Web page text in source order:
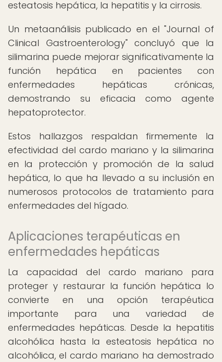
esteatosis hepática, la hepatitis y la cirrosis.
Un metaanálisis publicado en el "Journal of
Clinical Gastroenterology" concluyó que la
silimarina puede mejorar significativamente la
función hepática en pacientes con
enfermedades hepáticas crónicas,
demostrando su eficacia como agente
hepatoprotector.
Estos hallazgos respaldan firmemente la
efectividad del cardo mariano y la silimarina
en la protección y promoción de la salud
hepática, lo que ha llevado a su inclusión en
numerosos protocolos de tratamiento para
enfermedades del hígado.
Aplicaciones terapéuticas en
enfermedades hepáticas
La capacidad del cardo mariano para
proteger y restaurar la función hepática lo
convierte en una opción terapéutica
importante para una variedad de
enfermedades hepáticas. Desde la hepatitis
alcohólica hasta la esteatosis hepática no
alcohólica, el cardo mariano ha demostrado